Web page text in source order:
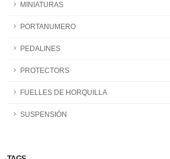
MINIATURAS
PORTANUMERO
PEDALINES
PROTECTORS
FUELLES DE HORQUILLA
SUSPENSIÓN